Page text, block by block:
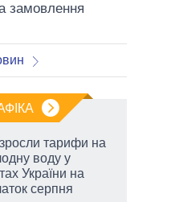
замовлення
тарифи на
воду у
України на
серпня